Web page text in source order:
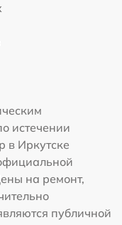
истечении
в Иркутске
на ремонт,
публичной